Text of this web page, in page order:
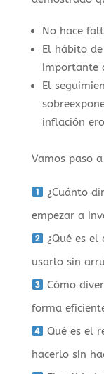
No hace
El hábito
importante
El
inflación
Vamos paso
¿Cuánto
empezar a
¿Qué es
usarlo sin
Cómo
forma
Qué es el
hacerlo sin